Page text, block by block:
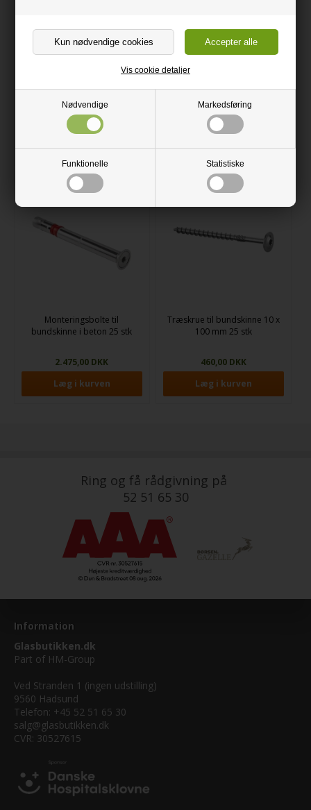
Nødvendige Markedsføring
Funktionelle Statistiske
Vis cookie detaljer
topmonteret 4 stk
230,00 DKK
topmonteret
350,00 DKK
Monteringsbolte til
bundskinne i beton 25 stk
2.475,00 DKK
Træskrue til bundskinne 10 x
100 mm 25 stk
460,00 DKK
Ring og få rådgivning på
52 51 65 30
Information
Glasbutikken.dk
Part of HM-Group
Ved Stranden 1 (ingen udstilling)
9560 Hadsund
Telefon: +45 52 51 65 30
salg@glasbutikken.dk
CVR: 30527615